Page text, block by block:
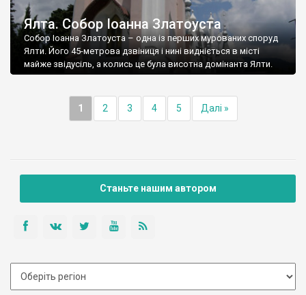
Ялта. Собор Іоанна Златоуста
Собор Іоанна Златоуста – одна із перших мурованих споруд
Ялти. Його 45-метрова дзвіниця і нині видніється в місті
майже звідусіль, а колись це була висотна домінанта Ялти.
1 2 3 4 5 Далі »
Станьте нашим автором